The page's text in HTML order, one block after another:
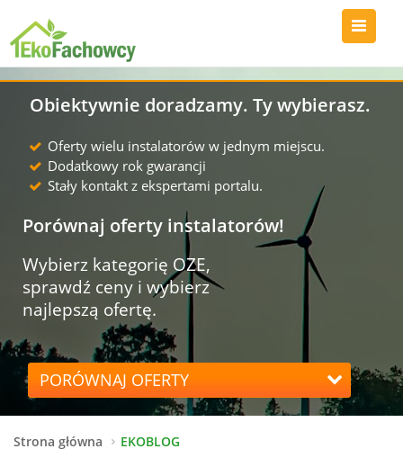
Porównaj oferty instalatorów!
Wybierz kategorię OZE,
sprawdź ceny i wybierz
najlepszą ofertę.
PORÓWNAJ OFERTY
Obiektywnie doradzamy. Ty wybierasz.
Oferty wielu instalatorów w jednym miejscu.
Dodatkowy rok gwarancji
Stały kontakt z ekspertami portalu.
Strona główna EKOBLOG